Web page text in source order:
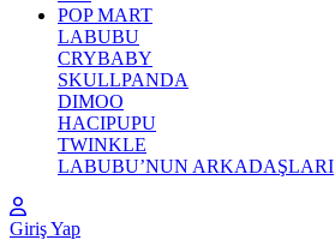
POP MART
LABUBU
CRYBABY
SKULLPANDA
DIMOO
HACIPUPU
TWINKLE
LABUBU’NUN ARKADAŞLARI
Giriş Yap